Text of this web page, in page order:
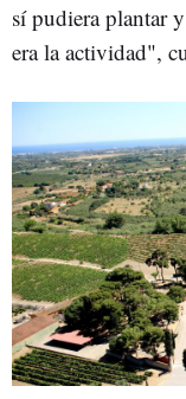
sí pudiera plantar
era la actividad",